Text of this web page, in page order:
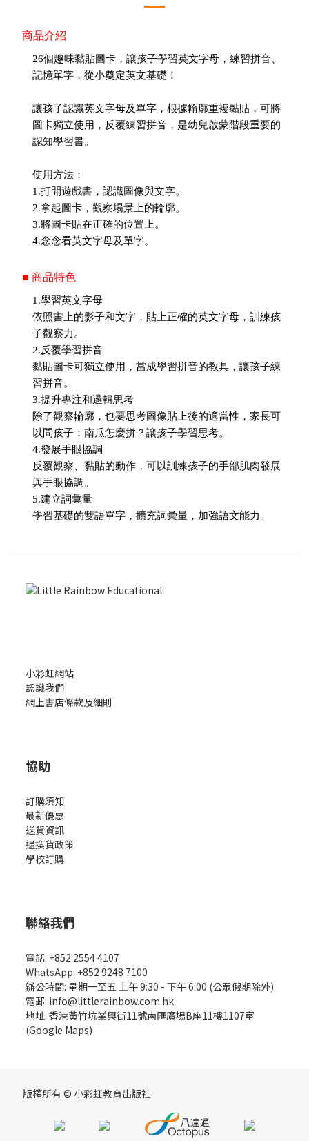
商品介紹
26個趣味黏貼圖卡，讓孩子學習英文字母，練習拼音、
記憶單字，從小奠定英文基礎！
讓孩子認識英文字母及單字，根據輪廓重複黏貼，可將
圖卡獨立使用，反覆練習拼音，是幼兒啟蒙階段重要的
認知學習書。
使用方法：
1.打開遊戲書，認識圖像與文字。
2.拿起圖卡，觀察場景上的輪廓。
3.將圖卡貼在正確的位置上。
4.念念看英文字母及單字。
■ 商品特色
1.學習英文字母
依照書上的影子和文字，貼上正確的英文字母，訓練孩
子觀察力。
2.反覆學習拼音
黏貼圖卡可獨立使用，當成學習拼音的教具，讓孩子練
習拼音。
3.提升專注和邏輯思考
除了觀察輪廓，也要思考圖像貼上後的適當性，家長可
以問孩子：南瓜怎麼拼？讓孩子學習思考。
4.發展手眼協調
反覆觀察、黏貼的動作，可以訓練孩子的手部肌肉發展
與手眼協調。
5.建立詞彙量
學習基礎的雙語單字，擴充詞彙量，加強語文能力。
小彩虹網站
認識我們
網上書店條款及細則
協助
訂購須知
最新優惠
送貨資訊
退換貨政策
學校訂購
聯絡我們
電話: +852 2554 4107
WhatsApp: +852 9248 7100
辦公時間: 星期一至五 上午 9:30 - 下午 6:00 (公眾假期除外)
電郵: info@littlerainbow.com.hk
地址: 香港黃竹坑業興街11號南匯廣場B座11樓1107室
(Google Maps)
版權所有 © 小彩虹教育出版社